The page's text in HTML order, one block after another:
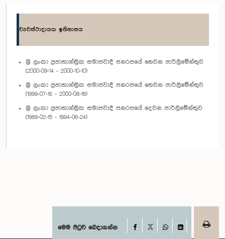
ව්‍යවස්ථාදායක ඉතිහාසය
ශ්‍රී ලංකා ප්‍රජාතාන්ත්‍රික සමාජවාදී ජනරජයේ තෙවන පාර්ලිමේන්තුව
(2000-09-14 - 2000-10-10)
ශ්‍රී ලංකා ප්‍රජාතාන්ත්‍රික සමාජවාදී ජනරජයේ තෙවන පාර්ලිමේන්තුව
(1999-07-16 - 2000-08-18)
ශ්‍රී ලංකා ප්‍රජාතාන්ත්‍රික සමාජවාදී ජනරජයේ දෙවන පාර්ලිමේන්තුව
(1989-02-15 - 1994-06-24)
මෙම පිටුව බෙදාගන්න Facebook
WhatsAppLinkedIn